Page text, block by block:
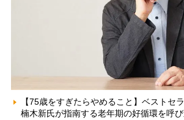
【75歳をすぎたらやめること】ベストセ
楠木新氏が指南する老年期の好循環を呼